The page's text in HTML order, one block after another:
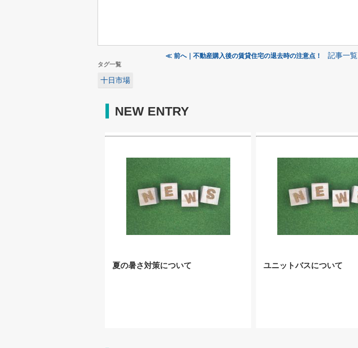
≪ 前へ｜不動産購入後の賃貸住宅の退去時の注意点！ 記事一覧
タグ一覧
十日市場
NEW ENTRY
夏の暑さ対策について ユニットバスについて